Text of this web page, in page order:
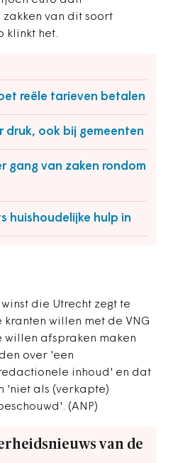
van dit soort
klinkt het.
reële tarieven betalen
druk, ook bij gemeenten
gang van zaken rondom
huishoudelijke hulp in
die Utrecht zegt te
willen met de VNG
willen afspraken maken
over 'een
inhoud' en dat
'niet als (verkapte)
(ANP)
van de